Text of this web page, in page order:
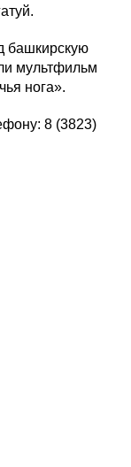
башкирскую
мультфильм
нога».
8 (3823)